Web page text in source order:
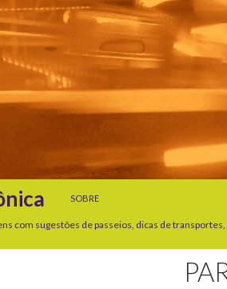
SOBRE
com sugestões de passeios, dicas de